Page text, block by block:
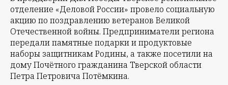
отделение «Деловой России» провело социальную
акцию по поздравлению ветеранов Великой
Отечественной войны. Предприниматели региона
передали памятные подарки и продуктовые
наборы защитникам Родины, а также посетили на
дому Почётного гражданина Тверской области
Петра Петровича Потёмкина.